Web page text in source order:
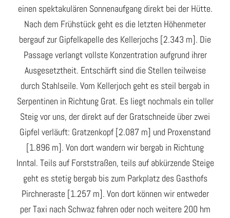
einen spektakulären Sonnenaufgang direkt bei der Hütte.
Nach dem Frühstück geht es die letzten Höhenmeter
bergauf zur Gipfelkapelle des Kellerjochs [2.343 m]. Die
Passage verlangt vollste Konzentration aufgrund ihrer
Ausgesetztheit. Entschärft sind die Stellen teilweise
durch Stahlseile. Vom Kellerjoch geht es steil bergab in
Serpentinen in Richtung Grat. Es liegt nochmals ein toller
Steig vor uns, der direkt auf der Gratschneide über zwei
Gipfel verläuft: Gratzenkopf [2.087 m] und Proxenstand
[1.896 m]. Von dort wandern wir bergab in Richtung
Inntal. Teils auf Forststraßen, teils auf abkürzende Steige
geht es stetig bergab bis zum Parkplatz des Gasthofs
Pirchneraste [1.257 m]. Von dort können wir entweder
per Taxi nach Schwaz fahren oder noch weitere 200 hm